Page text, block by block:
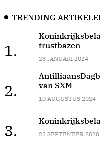
TRENDING
1.
trustbazen
28 JANUARI 2024
2.
van SXM
10 AUGUSTUS 2024
3. 23 SEPTEMBER 2020